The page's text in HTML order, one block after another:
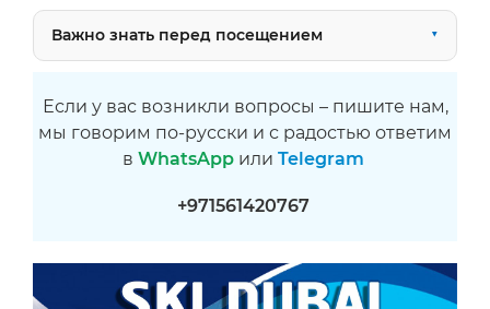
Важно знать перед посещением
Если у вас возникли вопросы – пишите нам,
мы говорим по-русски и с радостью ответим
в WhatsApp или Telegram
+971561420767